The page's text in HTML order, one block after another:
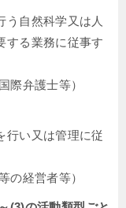
う自然科学又は人
する業務に従事す
際弁護士等）
行い又は管理に従
の経営者等）